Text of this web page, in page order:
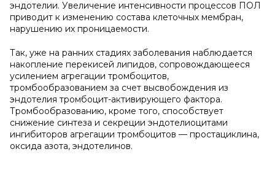
эндотелии. Увеличение интенсивности процессов ПОЛ
приводит к изменению состава клеточных мембран,
нарушению их проницаемости.
Так, уже на ранних стадиях заболевания наблюдается
накопление перекисей липидов, сопровождающееся
усилением агрегации тромбоцитов,
тромбообразованием за счет высвобождения из
эндотелия тромбоцит-активирующего фактора.
Тромбообразованию, кроме того, способствует
снижение синтеза и секреции эндотелиоцитами
ингибиторов агрегации тромбоцитов — простациклина,
оксида азота, эндотелинов.